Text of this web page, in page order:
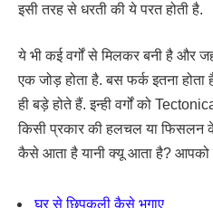
इसी तरह से धरती की ये परत होती है.
ये भी कई वर्गों से मिलकर बनी है और
एक जोड़ होता है. बस फर्क इतना होता
ही बड़े होते हैं. इन्ही वर्गों को
किसी प्रकार की हलचल या
कैसे आता है यानी क्यू आता है? आपको
घर से छिपकली कैसे भगाए